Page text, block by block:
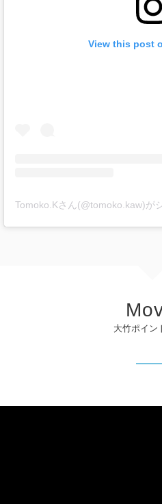
View this post
Tomoko.Kさん(@tomoko.kaw)が
大竹ポイン